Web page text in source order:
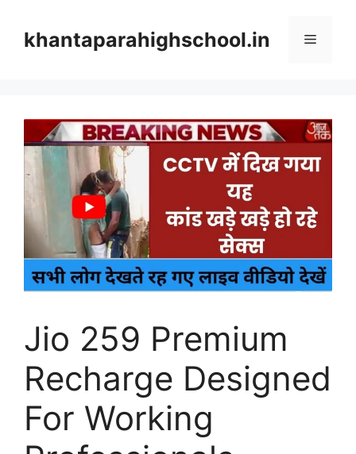
contentkhantaparahighschool.in Menu
Jio 259 Premium
Recharge Designed
For Working